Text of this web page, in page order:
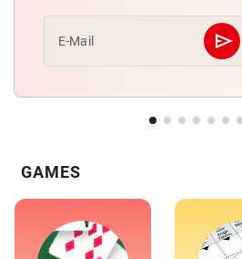
E-Mail send
GAMES